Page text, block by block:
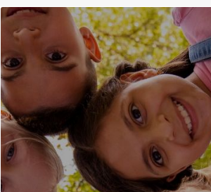
CENTROS
Nos ocupamos de todo el horario de
durante y después de la comida,
ocio y tiempo libre para niños a
monitores. Nuestro personal recibe
auxilios, de ocio y tiempo libre,